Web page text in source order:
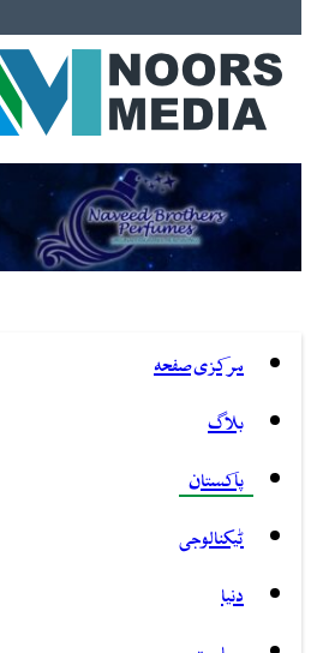
مرکزی صفحہ
بلاگ
پاکستان
ٹیکنالوجی
دنیا